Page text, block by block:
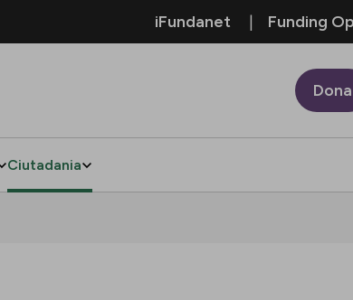
iFundanet Funding
Dona
Ciutadania